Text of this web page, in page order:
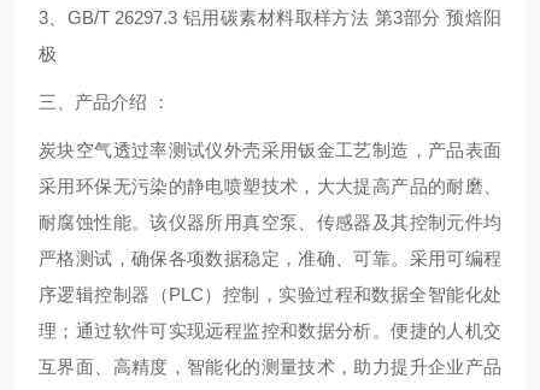
3、GB/T 26297.3 铝用碳素材料取样方法 第3部分 预焙阳
极
三、产品介绍 ：
炭块空气透过率测试仪外壳采用钣金工艺制造，产品表面
采用环保无污染的静电喷塑技术，大大提高产品的耐磨、
耐腐蚀性能。该仪器所用真空泵、传感器及其控制元件均
严格测试，确保各项数据稳定，准确、可靠。采用可编程
序逻辑控制器（PLC）控制，实验过程和数据全智能化处
理；通过软件可实现远程监控和数据分析。便捷的人机交
互界面、高精度，智能化的测量技术，助力提升企业产品